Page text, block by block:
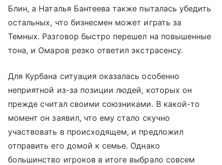
Блин, а Наталья Бантеева также пыталась убедить
остальных, что бизнесмен может играть за
Темных. Разговор быстро перешел на повышенные
тона, и Омаров резко ответил экстрасенсу.
Для Курбана ситуация оказалась особенно
неприятной из-за позиции людей, которых он
прежде считал своими союзниками. В какой-то
момент он заявил, что ему стало скучно
участвовать в происходящем, и предложил
отправить его домой к семье. Однако
большинство игроков в итоге выбрало совсем